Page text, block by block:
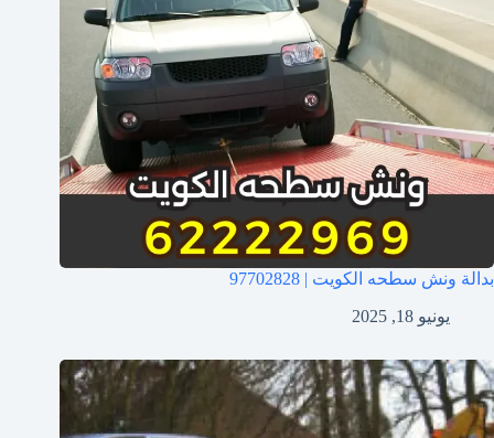
بدالة ونش سطحه الكويت | 97702828
يونيو 18, 2025